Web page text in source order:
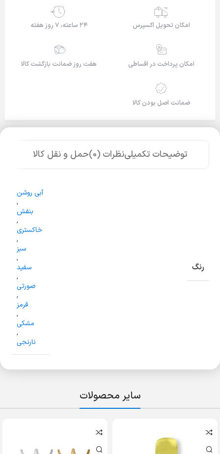
امکان تحویل اکسپرس
24/7
۲۴ ساعته، ۷ روز هفته
امکان پرداخت در اقساطی هفت روز ضمانت بازگشت کالا
ضمانت اصل بودن کالا
توضیحات تکمیلینظرات (0) حمل و نقل کالا
رنگ
آبی روشن
,
بنفش
,
خاکستری
,
سبز
,
سفید
,
صورتی
,
قرمز
,
مشکی
,
نارنجی
سایر محصولات